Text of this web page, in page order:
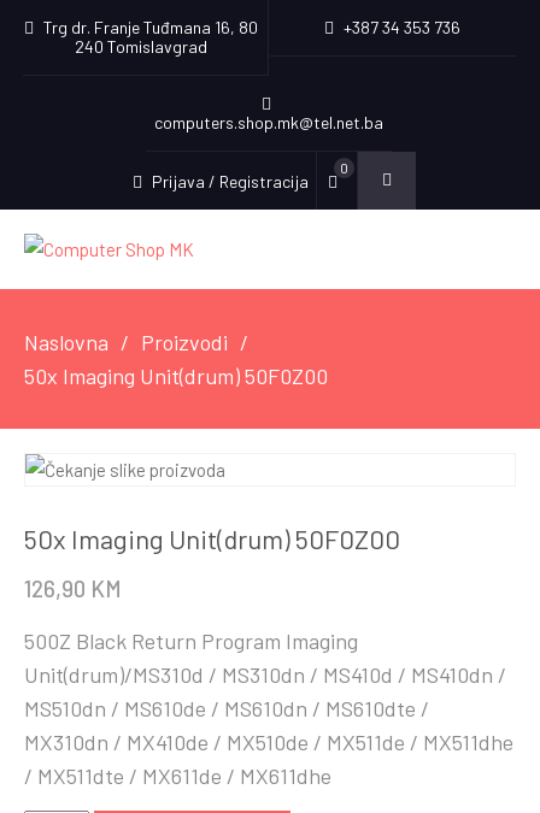
Trg dr. Franje Tuđmana 16, 80
240 Tomislavgrad
+387 34 353 736
computers.shop.mk@tel.net.ba
Prijava / Registracija
0
Naslovna
Proizvodi
50x Imaging Unit(drum) 50F0Z00
50x Imaging Unit(drum) 50F0Z00
126,90 KM
500Z Black Return Program Imaging
Unit(drum)/MS310d / MS310dn / MS410d / MS410dn /
MS510dn / MS610de / MS610dn / MS610dte /
MX310dn / MX410de / MX510de / MX511de / MX511dhe
/ MX511dte / MX611de / MX611dhe